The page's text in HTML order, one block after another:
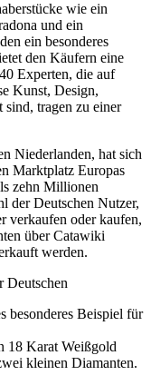
wie ein
und ein
ein besonderes
den Käufern eine
Experten, die auf
Kunst, Design,
tragen zu einer
Niederlanden, hat sich
Marktplatz Europas
zehn Millionen
der Deutschen Nutzer,
verkaufen oder kaufen,
über Catawiki
werden.
Deutschen
besonderes Beispiel für
18 Karat Weißgold
kleinen Diamanten.